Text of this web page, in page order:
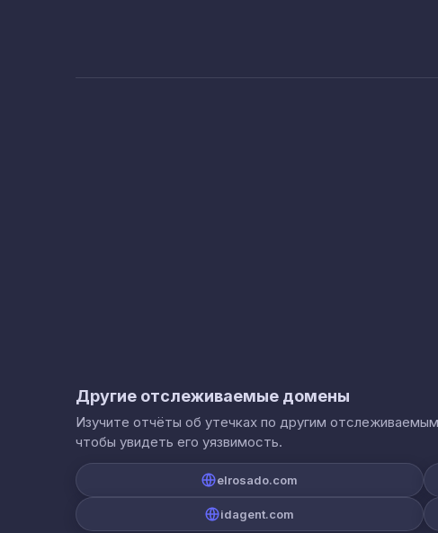
Другие отслеживаемые домены
Изучите отчёты об утечках по другим
чтобы увидеть его уязвимость.
elrosado.com
idagent.com